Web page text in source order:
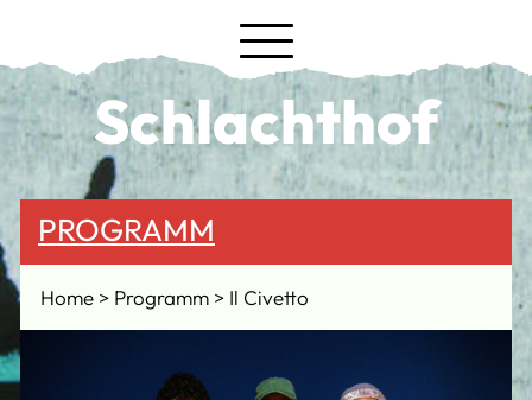
Schlachthof
PROGRAMM
Home Programm Il Civetto